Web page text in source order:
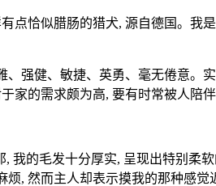
点恰似腊肠的猎犬, 源自德国。
强健、敏捷、英勇、毫无倦意。
家的需求颇为高, 要有时常被人陪伴
, 我的毛发十分厚实, 呈现出特别
, 然而主人却表示摸我的那种感觉